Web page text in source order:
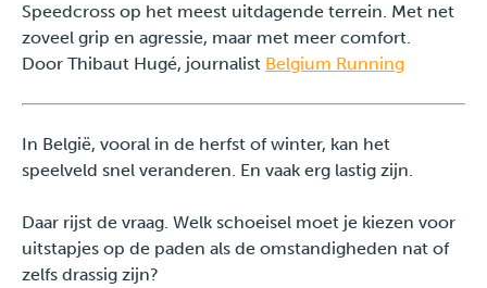
Partners
Speedcross op het meest uitdagende terrein. Met net
zoveel grip en agressie, maar met meer comfort.
Door Thibaut Hugé, journalist Belgium Running
In België, vooral in de herfst of winter, kan het
speelveld snel veranderen. En vaak erg lastig zijn.
Daar rijst de vraag. Welk schoeisel moet je kiezen voor
uitstapjes op de paden als de omstandigheden nat of
zelfs drassig zijn?